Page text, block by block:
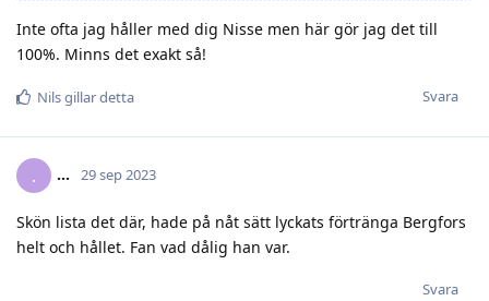
Inte ofta jag håller med dig Nisse men här gör jag det till
100%. Minns det exakt så!
Svara
Nilsgillar detta
. .​.​.​ 29 sep 2023
Skön lista det där, hade på nåt sätt lyckats förtränga Bergfors
helt och hållet. Fan vad dålig han var.
Svara